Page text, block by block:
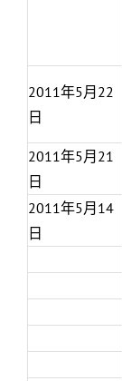
2011年5月22
日
2011年5月21
日
2011年5月14
日